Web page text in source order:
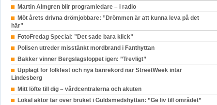
Martin Almgren blir programledare – i radio
Möt årets drivna drömjobbare: ”Drömmen är att kunna leva på det
här”
FotoFredag Special: ”Det sade bara klick”
Polisen utreder misstänkt mordbrand i Fanthyttan
Bakker vinner Bergslagsloppet igen: ”Trevligt”
Upplagt för folkfest och nya banrekord när StreetWeek intar
Lindesberg
Mitt löfte till dig – vårdcentralerna och akuten
Lokal aktör tar över bruket i Guldsmedshyttan: ”Ge liv till området”